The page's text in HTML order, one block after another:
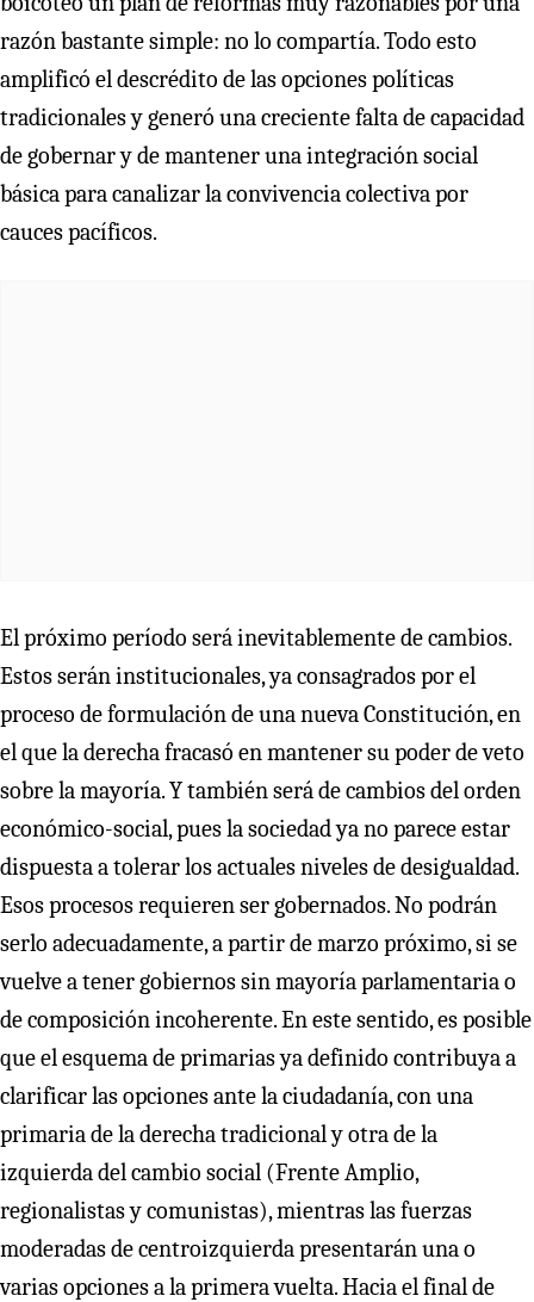
razón bastante simple: no lo compartía. Todo esto
amplificó el descrédito de las opciones políticas
tradicionales y generó una creciente falta de capacidad
de gobernar y de mantener una integración social
básica para canalizar la convivencia colectiva por
cauces pacíficos.
El próximo período será inevitablemente de cambios.
Estos serán institucionales, ya consagrados por el
proceso de formulación de una nueva Constitución, en
el que la derecha fracasó en mantener su poder de veto
sobre la mayoría. Y también será de cambios del orden
económico-social, pues la sociedad ya no parece estar
dispuesta a tolerar los actuales niveles de desigualdad.
Esos procesos requieren ser gobernados. No podrán
serlo adecuadamente, a partir de marzo próximo, si se
vuelve a tener gobiernos sin mayoría parlamentaria o
de composición incoherente. En este sentido, es posible
que el esquema de primarias ya definido contribuya a
clarificar las opciones ante la ciudadanía, con una
primaria de la derecha tradicional y otra de la
izquierda del cambio social (Frente Amplio,
regionalistas y comunistas), mientras las fuerzas
moderadas de centroizquierda presentarán una o
varias opciones a la primera vuelta. Hacia el final de